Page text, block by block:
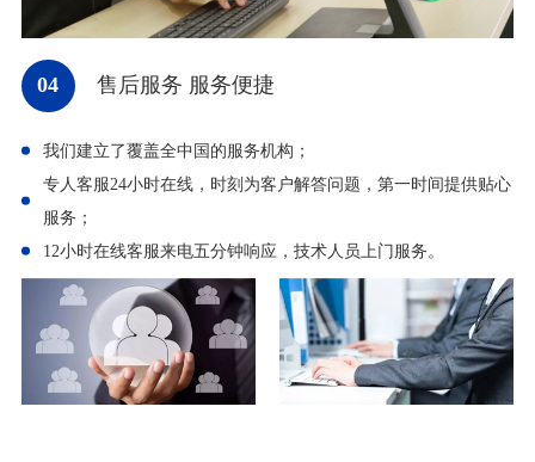
04 售后服务 服务便捷
我们建立了覆盖全中国的服务机构；
专人客服24小时在线，时刻为客户解答问题，第一时间提供贴心
服务；
12小时在线客服来电五分钟响应，技术人员上门服务。